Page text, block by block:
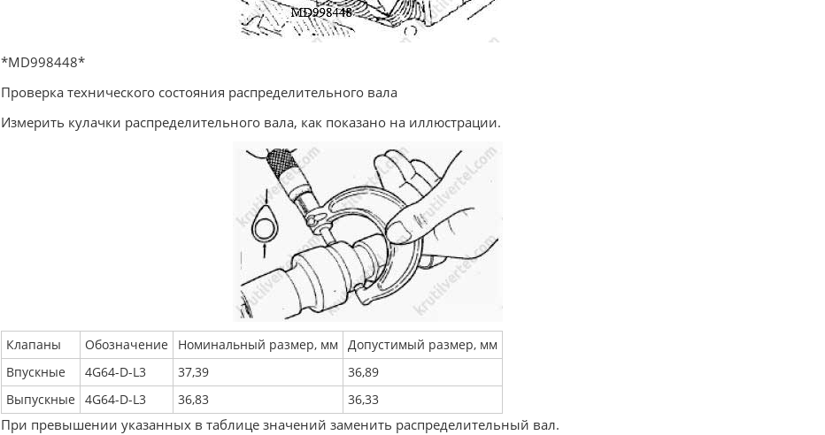
*MD998448*
Проверка технического состояния распределительного вала
Измерить кулачки распределительного вала, как показано на иллюстрации.
Клапаны Обозначение Номинальный размер, мм
Допустимый размер, мм
Впускные
4G64-D-L3 37,39
36,89
Выпускные
4G64-D-L3 36,83 36,33
При превышении указанных в таблице значений заменить распределительный вал.